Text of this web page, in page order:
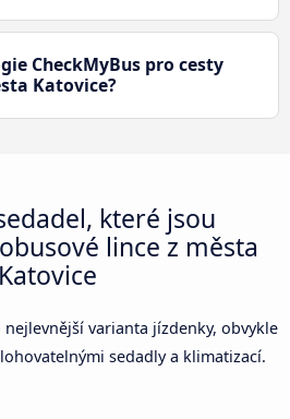
CheckMyBus pro cesty
Katovice?
které jsou
lince z města
nejlevnější varianta jízdenky, obvykle
sedadly a klimatizací.